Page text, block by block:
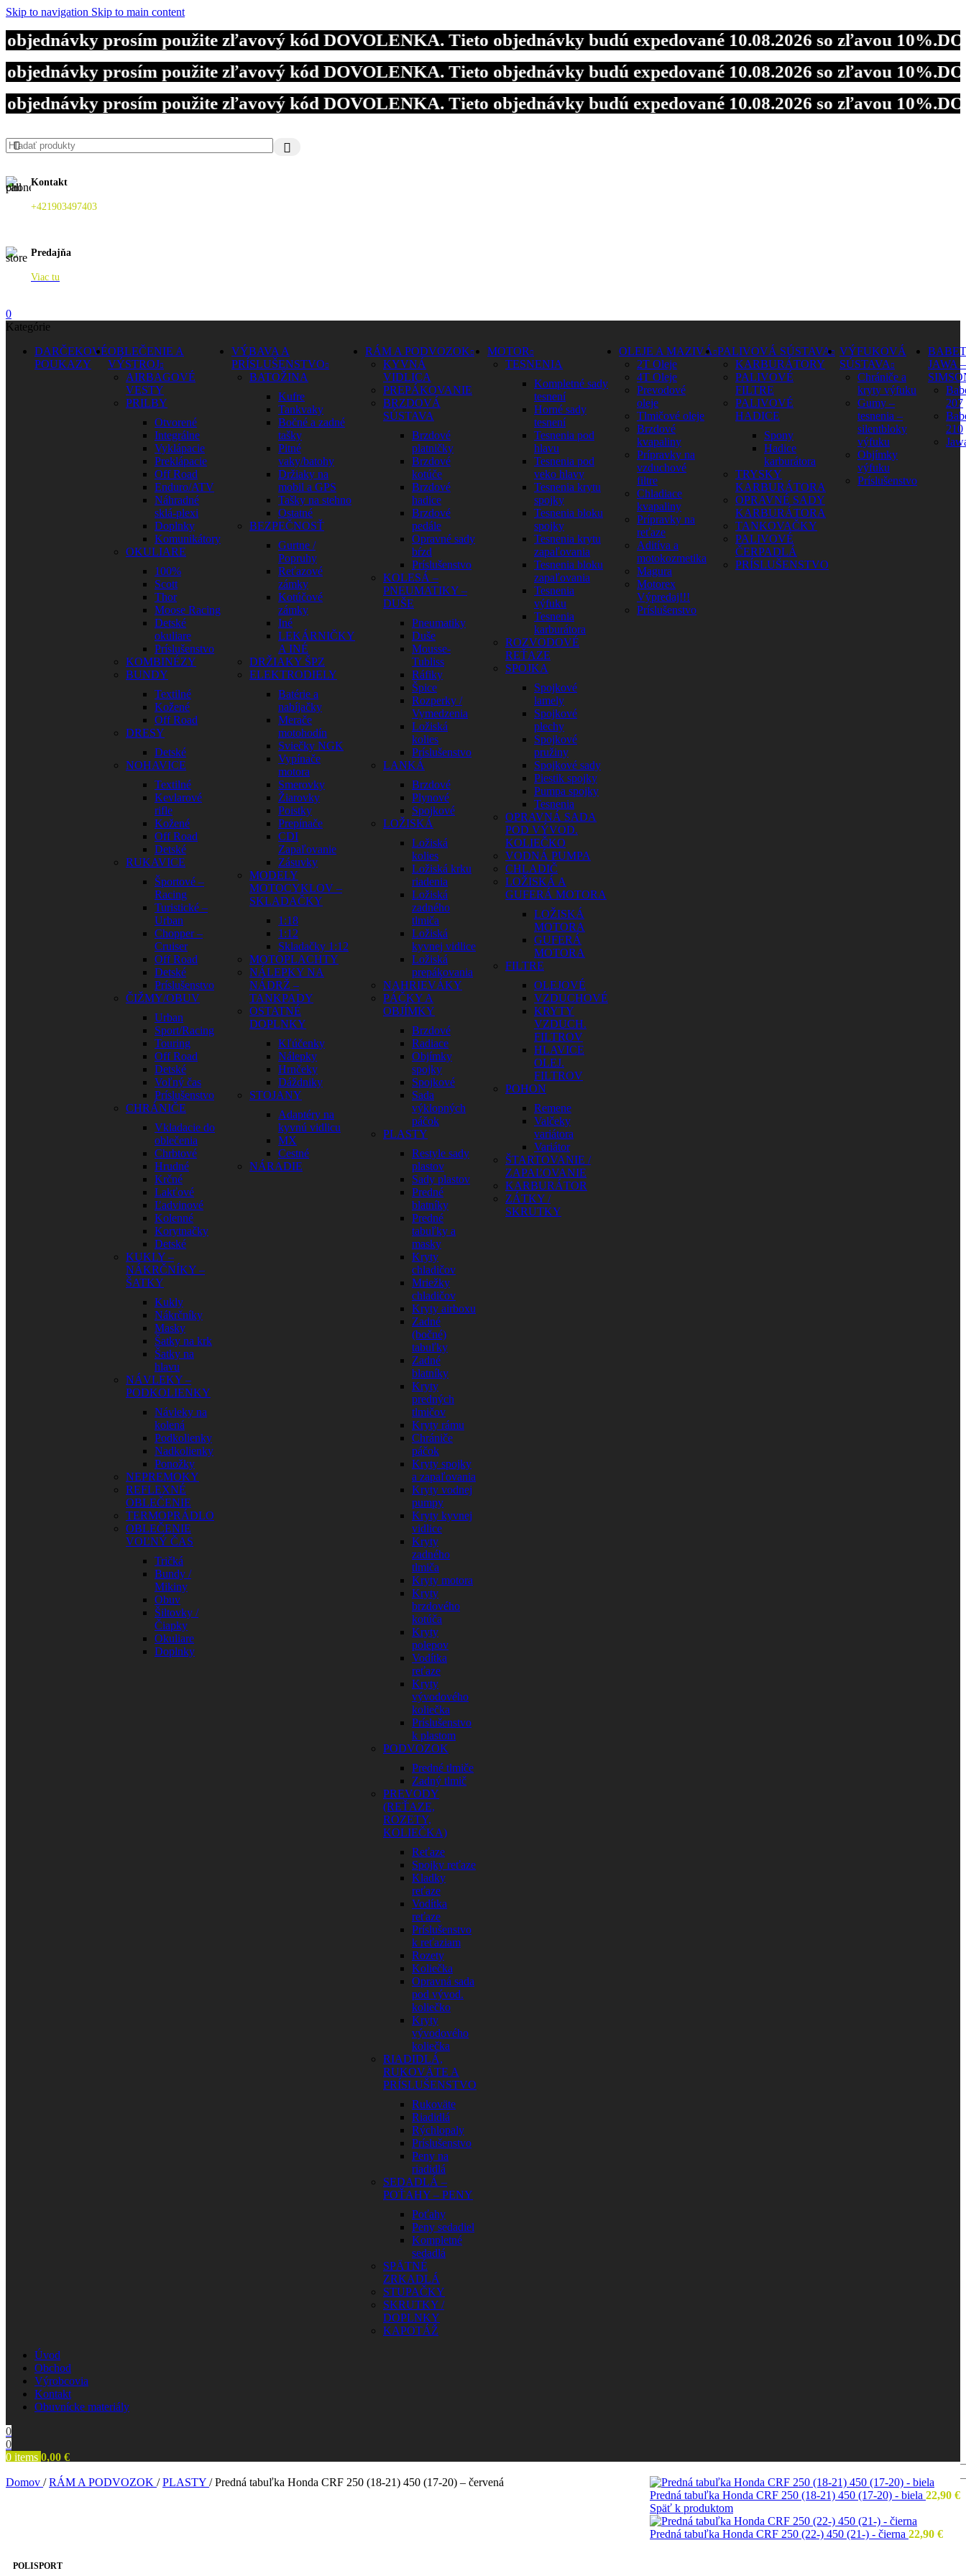
Skip to navigation Skip to main content
prosím použite zľavový kód DOVOLENKA. Tieto objednávky budú expedované 10.08.2026 so zľavou 10%.
prosím použite zľavový kód DOVOLENKA. Tieto objednávky budú expedované 10.08.2026 so zľavou 10%.
prosím použite zľavový kód DOVOLENKA. Tieto objednávky budú expedované 10.08.2026 so zľavou 10%.
Kontakt
+421903497403
Predajňa
Viac tu
0
Kategórie
DARČEKOVÉ
POUKAZY
OBLEČENIE A
VÝSTROJ
AIRBAGOVÉ
VESTY
PRILBY
Otvorené
Integrálne
Vyklápacie
Preklápacie
Off Road
Enduro/ATV
Náhradné
sklá-plexi
Doplnky
Komunikátory
OKULIARE
100%
Scott
Thor
Moose Racing
Detské
okuliare
Príslušenstvo
KOMBINÉZY
BUNDY
Textilné
Kožené
Off Road
DRESY
Detské
NOHAVICE
Textilné
Kevlarové
rifle
Kožené
Off Road
Detské
RUKAVICE
Športové –
Racing
Turistické –
Urban
Chopper –
Cruiser
Off Road
Detské
Príslušenstvo
ČIŽMY/OBUV
Urban
Sport/Racing
Touring
Off Road
Detské
Voľný čas
Príslušenstvo
CHRÁNIČE
Vkladacie do
oblečenia
Chrbtové
Hrudné
Krčné
Lakťové
Ľadvinové
Kolenné
Korytnačky
Detské
KUKLY –
NÁKRČNÍKY –
ŠATKY
Kukly
Nákrčníky
Masky
Šatky na krk
Šatky na
hlavu
NÁVLEKY –
PODKOLIENKY
Návleky na
kolená
Podkolienky
Nadkolienky
Ponožky
NEPREMOKY
REFLEXNÉ
OBLEČENIE
TERMOPRÁDLO
OBLEČENIE
VOĽNÝ ČAS
Tričká
Bundy /
Mikiny
Obuv
Šiltovky /
Čiapky
Okuliare
Doplnky
VÝBAVA A
PRÍSLUŠENSTVO
BATOŽINA
Kufre
Tankvaky
Bočné a zadné
tašky
Pitné
vaky/batohy
Držiaky na
mobil a GPS
Tašky na stehno
Ostatné
BEZPEČNOSŤ
Gurtne /
Popruhy
Reťazové
zámky
Kotúčové
zámky
Iné
LEKÁRNIČKY
A INÉ
DRŽIAKY ŠPZ
ELEKTRODIELY
Batérie a
nabíjačky
Merače
motohodín
Sviečky NGK
Vypínače
motora
Smerovky
Žiarovky
Poistky
Prepínače
CDI
Zapaľovanie
Zásuvky
MODELY
MOTOCYKLOV –
SKLADAČKY
1:18
1:12
Skladačky 1:12
MOTOPLACHTY
NÁLEPKY NA
NÁDRŽ –
TANKPADY
OSTATNÉ
DOPLNKY
Kľúčenky
Nálepky
Hrnčeky
Dáždniky
STOJANY
Adaptéry na
kyvnú vidlicu
MX
Cestné
NÁRADIE
RÁM A PODVOZOK
KYVNÁ
VIDLICA
PREPÁKOVANIE
BRZDOVÁ
SÚSTAVA
Brzdové
platničky
Brzdové
kotúče
Brzdové
hadice
Brzdové
pedále
Opravné sady
bŕzd
Príslušenstvo
KOLESÁ –
PNEUMATIKY –
DUŠE
Pneumatiky
Duše
Mousse-
Tubliss
Ráfiky
Špice
Rozperky /
Vymedzenia
Ložiská
kolies
Príslušenstvo
LANKÁ
Brzdové
Plynové
Spojkové
LOŽISKÁ
Ložiská
kolies
Ložiská krku
riadenia
Ložiská
zadného
tlmiča
Ložiská
kyvnej vidlice
Ložiská
prepákovania
NAHRIEVÁKY
PÁČKY A
OBJÍMKY
Brzdové
Radiace
Objímky
spojky
Spojkové
Sada
výklopných
páčok
PLASTY
Restyle sady
plastov
Sady plastov
Predné
blatníky
Predné
tabuľky a
masky
Kryty
chladičov
Mriežky
chladičov
Kryty airboxu
Zadné
(bočné)
tabuľky
Zadné
blatníky
Kryty
predných
tlmičov
Kryty rámu
Chrániče
páčok
Kryty spojky
a zapaľovania
Kryty vodnej
pumpy
Kryty kyvnej
vidlice
Kryty
zadného
tlmiča
Kryty motora
Kryty
brzdového
kotúča
Kryty
polepov
Vodítka
reťaze
Kryty
vývodového
koliečka
Príslušenstvo
k plastom
PODVOZOK
Predné tlmiče
Zadný tlmič
PREVODY
(REŤAZE,
ROZETY,
KOLIEČKA)
Reťaze
Spojky reťaze
Kladky
reťaze
Vodítka
reťaze
Príslušenstvo
k reťaziam
Rozety
Koliečka
Opravná sada
pod vývod.
koliečko
Kryty
vývodového
koliečka
RIADIDLÁ,
RUKOVÄTE A
PRÍSLUŠENSTVO
Rukoväte
Riadidlá
Rýchlopaly
Príslušenstvo
Peny na
riadidlá
SEDADLÁ –
POŤAHY – PENY
Poťahy
Peny sedadiel
Kompletné
sedadlá
SPÄTNÉ
ZRKADLÁ
STUPAČKY
SKRUTKY /
DOPLNKY
KAPOTÁŽ
MOTOR
TESNENIA
Kompletné sady
tesnení
Horné sady
tesnení
Tesnenia pod
hlavu
Tesnenia pod
veko hlavy
Tesnenia krytu
spojky
Tesnenia bloku
spojky
Tesnenia krytu
zapaľovania
Tesnenia bloku
zapaľovania
Tesnenia
výfuku
Tesnenia
karburátora
ROZVODOVÉ
REŤAZE
SPOJKA
Spojkové
lamely
Spojkové
plechy
Spojkové
pružiny
Spojkové sady
Piestik spojky
Pumpa spojky
Tesnenia
OPRAVNÁ SADA
POD VÝVOD.
KOLIEČKO
VODNÁ PUMPA
CHLADIČ
LOŽISKÁ A
GUFERÁ MOTORA
LOŽISKÁ
MOTORA
GUFERÁ
MOTORA
FILTRE
OLEJOVÉ
VZDUCHOVÉ
KRYTY
VZDUCH.
FILTROV
HLAVICE
OLEJ.
FILTROV
POHON
Remene
Valčeky
variátora
Variátor
ŠTARTOVANIE /
ZAPAĽOVANIE
KARBURÁTOR
ZÁTKY /
SKRUTKY
OLEJE A MAZIVÁ
2T Oleje
4T Oleje
Prevodové
oleje
Tlmičové oleje
Brzdové
kvapaliny
Prípravky na
vzduchové
filtre
Chladiace
kvapaliny
Prípravky na
reťaze
Aditíva a
motokozmetika
Magura
Motorex
Výpredaj!!!
Príslušenstvo
PALIVOVÁ SÚSTAVA
KARBURÁTORY
PALIVOVÉ
FILTRE
PALIVOVÉ
HADICE
Spony
Hadice
karburátora
TRYSKY
KARBURÁTORA
OPRAVNÉ SADY
KARBURÁTORA
TANKOVAČKY
PALIVOVÉ
ČERPADLÁ
PRÍSLUŠENSTVO
VÝFUKOVÁ
SÚSTAVA
Chrániče a
kryty výfuku
Gumy –
tesnenia –
silentbloky
výfuku
Objímky
výfuku
Príslušenstvo
JAWA –
207
210
Úvod
Obchod
Výrobcovia
Kontakt
Obuvnícke materiály
0
0
0 items 0,00 €
Domov / RÁM A PODVOZOK / PLASTY / Predná tabuľka Honda CRF 250 (18-21) 450 (17-20) – červená
Predná tabuľka Honda CRF 250 (18-21) 450 (17-20) - biela 22,90 €
Späť k produktom
Predná tabuľka Honda CRF 250 (22-) 450 (21-) - čierna 22,90 €
POLISPORT